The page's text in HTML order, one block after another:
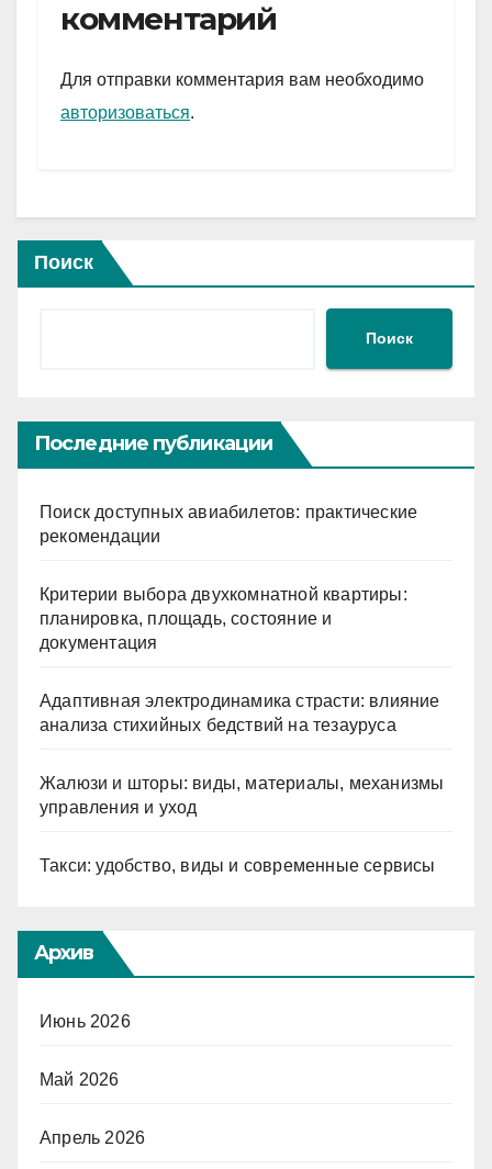
a
m
A
p
и
комментарий
Для отправки комментария вам необходимо
авторизоваться.
Поиск
Поиск
Последние публикации
Поиск доступных авиабилетов: практические
рекомендации
Критерии выбора двухкомнатной квартиры:
планировка, площадь, состояние и
документация
Адаптивная электродинамика страсти: влияние
анализа стихийных бедствий на тезауруса
Жалюзи и шторы: виды, материалы, механизмы
управления и уход
Такси: удобство, виды и современные сервисы
Архив
Июнь 2026
Май 2026
Апрель 2026